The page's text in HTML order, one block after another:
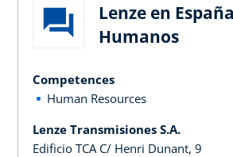
Lenze en
Humanos
Competences
Human Resources
Lenze Transmisiones S.A.
Edificio TCA C/ Henri Dunant, 9